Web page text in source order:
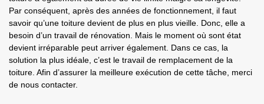
Par conséquent, après des années de fonctionnement, il faut
savoir qu’une toiture devient de plus en plus vieille. Donc, elle a
besoin d’un travail de rénovation. Mais le moment où sont état
devient irréparable peut arriver également. Dans ce cas, la
solution la plus idéale, c’est le travail de remplacement de la
toiture. Afin d’assurer la meilleure exécution de cette tâche, merci
de nous contacter.